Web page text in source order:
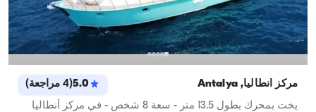
مركز أنطاليا, Antalya 5.0
(
4 مراجعة)
يخت بمحرك بطول 13.5 متر - سعة 8 شخص - في مركز أنطاليا